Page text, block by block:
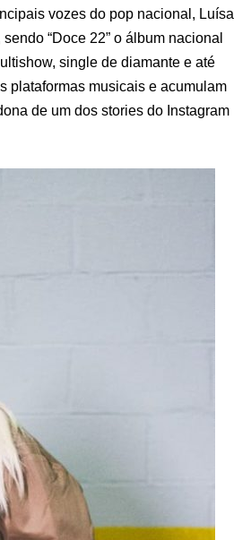
vozes do pop nacional, Luísa
“Doce 22” o álbum nacional
single de diamante e até
plataformas musicais e acumulam
de um dos stories do Instagram